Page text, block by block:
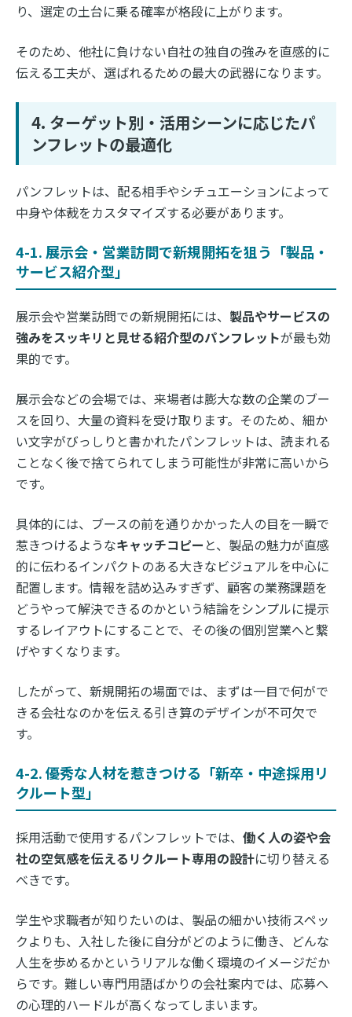
り、選定の土台に乗る確率が格段に上がります。
そのため、他社に負けない自社の独自の強みを直感的に
伝える工夫が、選ばれるための最大の武器になります。
4. ターゲット別・活用シーンに応じたパ
ンフレットの最適化
パンフレットは、配る相手やシチュエーションによって
中身や体裁をカスタマイズする必要があります。
4-1. 展示会・営業訪問で新規開拓を狙う「製品・
サービス紹介型」
展示会や営業訪問での新規開拓には、 製品やサービスの
強みをスッキリと見せる紹介型のパンフレットが最も効
果的です。
展示会などの会場では、来場者は膨大な数の企業のブー
スを回り、大量の資料を受け取ります。そのため、細か
い文字がびっしりと書かれたパンフレットは、読まれる
ことなく後で捨てられてしまう可能性が非常に高いから
です。
具体的には、ブースの前を通りかかった人の目を一瞬で
惹きつけるようなキャッチコピー と、製品の魅力が直感
的に伝わるインパクトのある大きなビジュアルを中心に
配置します。情報を詰め込みすぎず、顧客の業務課題を
どうやって解決できるのかという結論をシンプルに提示
するレイアウトにすることで、その後の個別営業へと繋
げやすくなります。
したがって、新規開拓の場面では、まずは一目で何がで
きる会社なのかを伝える引き算のデザインが不可欠で
す。
4-2. 優秀な人材を惹きつける「新卒・中途採用リ
クルート型」
採用活動で使用するパンフレットでは、 働く人の姿や会
社の空気感を伝えるリクルート専用の設計に切り替える
べきです。
学生や求職者が知りたいのは、製品の細かい技術スペッ
クよりも、入社した後に自分がどのように働き、どんな
人生を歩めるかというリアルな働く環境のイメージだか
らです。難しい専門用語ばかりの会社案内では、応募へ
の心理的ハードルが高くなってしまいます。